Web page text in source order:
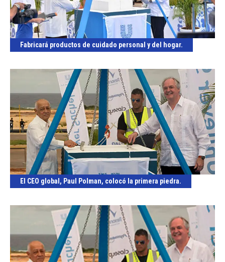
Fabricará productos de cuidado personal y del hogar.
El CEO global, Paul Polman, colocó la primera piedra.